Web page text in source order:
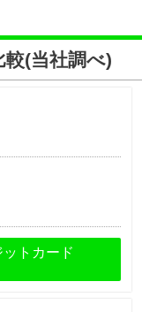
(当社調べ)
トカード